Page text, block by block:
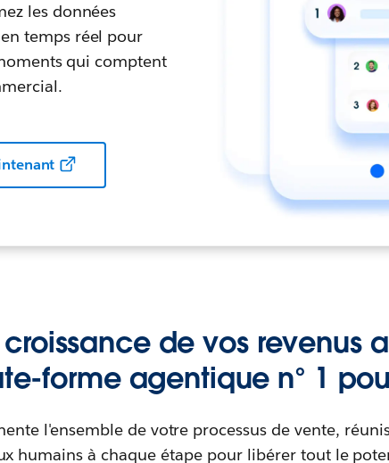
les données
temps réel pour
qui comptent
de vos revenus
forme agentique n° 1
l'ensemble de votre processus de vente,
humains à chaque étape pour libérer tout le